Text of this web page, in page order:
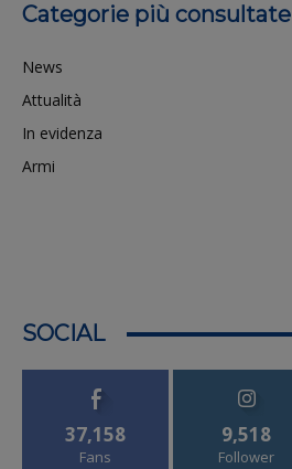
Categorie più consultate
News
Attualità
In evidenza
Armi
SOCIAL
37,158
Fans
9,518
Follower